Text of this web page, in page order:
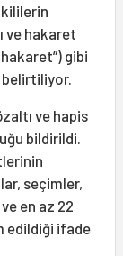
ve hakaret
gibi
belirtiliyor.
ve hapis
bildirildi.
seçimler,
en az 22
edildiği ifade